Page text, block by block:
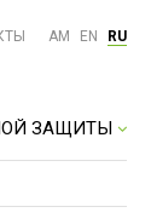
ЗАЩИТЫ
AM EN RU